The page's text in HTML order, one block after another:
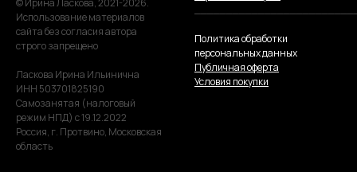
© Ирина Ласкова, 2021-2026.
Использование материалов
сайта без согласия автора
строго запрещено
Ласкова Ирина Ильинична
ИНН 503701825190
Самозанятая (налоговый
режим НПД) с 19.12.2022
Россия, г. Протвино, Московская
область
Политика обработки
персональных данных
Публичная оферта
Условия покупки